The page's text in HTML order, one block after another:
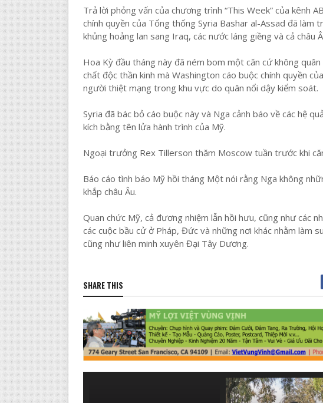
Trả lời phỏng vấn của chương trình “This Week” của kênh
chính quyền của Tổng thống Syria Bashar al-Assad đã làm
khủng hoảng lan sang Iraq, các nước láng giềng và cả châu
Hoa Kỳ đầu tháng này đã ném bom một căn cứ không
chất độc thần kinh mà Washington cáo buộc chính quyền
người thiệt mạng trong khu vực do quân nổi dậy kiểm soát.
Syria đã bác bỏ cáo buộc này và Nga cảnh báo về các hệ
kích bằng tên lửa hành trình của Mỹ.
Ngoại trưởng Rex Tillerson thăm Moscow tuần trước khi
Báo cáo tình báo Mỹ hồi tháng Một nói rằng Nga không
khắp châu Âu.
Quan chức Mỹ, cả đương nhiệm lẫn hồi hưu, cũng như các
các cuộc bầu cử ở Pháp, Đức và những nơi khác nhằm làm
cũng như liên minh xuyên Đại Tây Dương.
SHARE THIS